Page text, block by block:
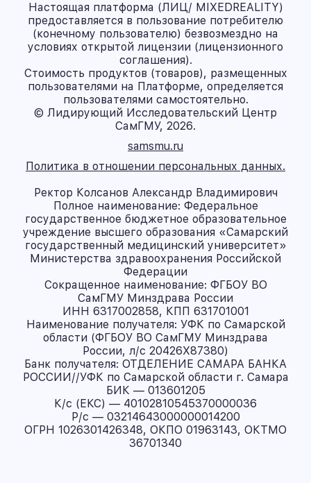
Настоящая платформа (ЛИЦ/ MIXEDREALITY)
предоставляется в пользование потребителю
(конечному пользователю) безвозмездно на
условиях открытой лицензии (лицензионного
соглашения).
Стоимость продуктов (товаров), размещенных
пользователями на Платформе, определяется
пользователями самостоятельно.
© Лидирующий Исследовательский Центр
СамГМУ, 2026.
samsmu.ru
Политика в отношении персональных данных.
Ректор Колсанов Александр Владимирович
Полное наименование: Федеральное
государственное бюджетное образовательное
учреждение высшего образования «Самарский
государственный медицинский университет»
Министерства здравоохранения Российской
Федерации
Сокращенное наименование: ФГБОУ ВО
СамГМУ Минздрава России
ИНН 6317002858, КПП 631701001
Наименование получателя: УФК по Самарской
области (ФГБОУ ВО СамГМУ Минздрава
России, л/с 20426X87380)
Банк получателя: ОТДЕЛЕНИЕ САМАРА БАНКА
РОССИИ//УФК по Самарской области г. Самара
БИК — 013601205
К/с (ЕКС) — 40102810545370000036
Р/с — 03214643000000014200
ОГРН 1026301426348, ОКПО 01963143, ОКТМО
36701340